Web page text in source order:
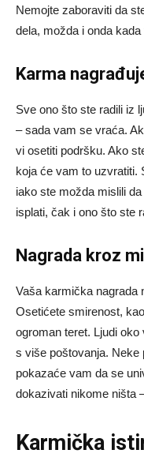
Nemojte zaboraviti da
dela, možda i onda
Karma
Sve ono što ste radili iz
– sada vam se vraća.
vi osetiti podršku. Ako
koja će vam to uzvratiti.
iako ste možda mislili
isplati, čak i ono što ste
Nagrada kroz
Vaša karmička nagrada
Osetićete smirenost,
ogroman teret. Ljudi
s više poštovanja. Neke
pokazaće vam da se
dokazivati nikome ništa
Karmička